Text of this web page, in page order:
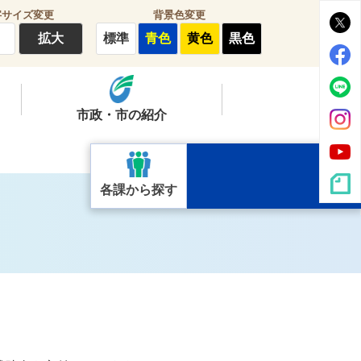
イズ変更
拡大
背景色変更
標準 青色 黄色 黒色
市政・市の紹介
各課から探す